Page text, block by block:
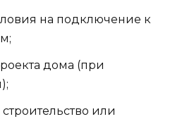
на подключение к
дома (при
или